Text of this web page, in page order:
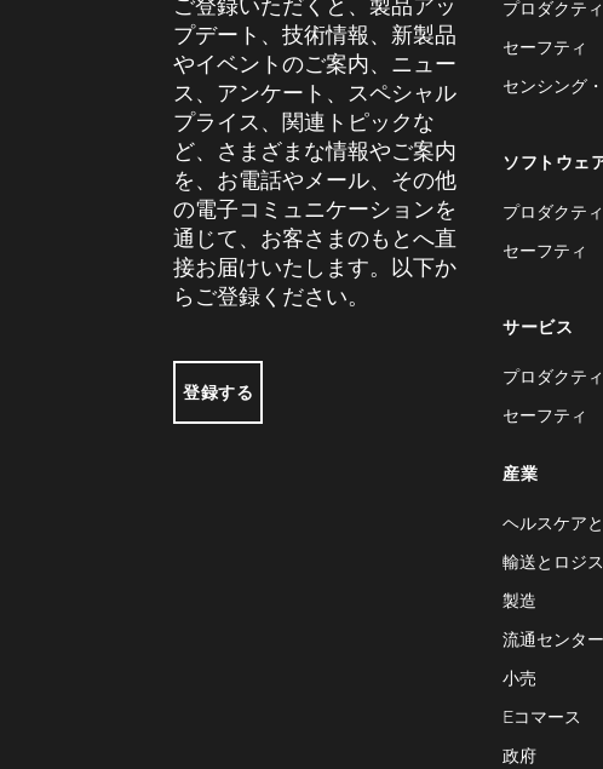
ご登録いただくと、製品アッ
プデート、技術情報、新製品
やイベントのご案内、ニュー
ス、アンケート、スペシャル
プライス、関連トピックな
ど、さまざまな情報やご案内
を、お電話やメール、その他
の電子コミュニケーションを
通じて、お客さまのもとへ直
接お届けいたします。以下か
らご登録ください。
登録する
プロダクテ
セーフティ
センシング
ソフトウェ
プロダクテ
セーフティ
サービス
プロダクテ
セーフティ
産業
ヘルスケア
輸送とロジ
製造
流通センター
小売
Eコマース
政府